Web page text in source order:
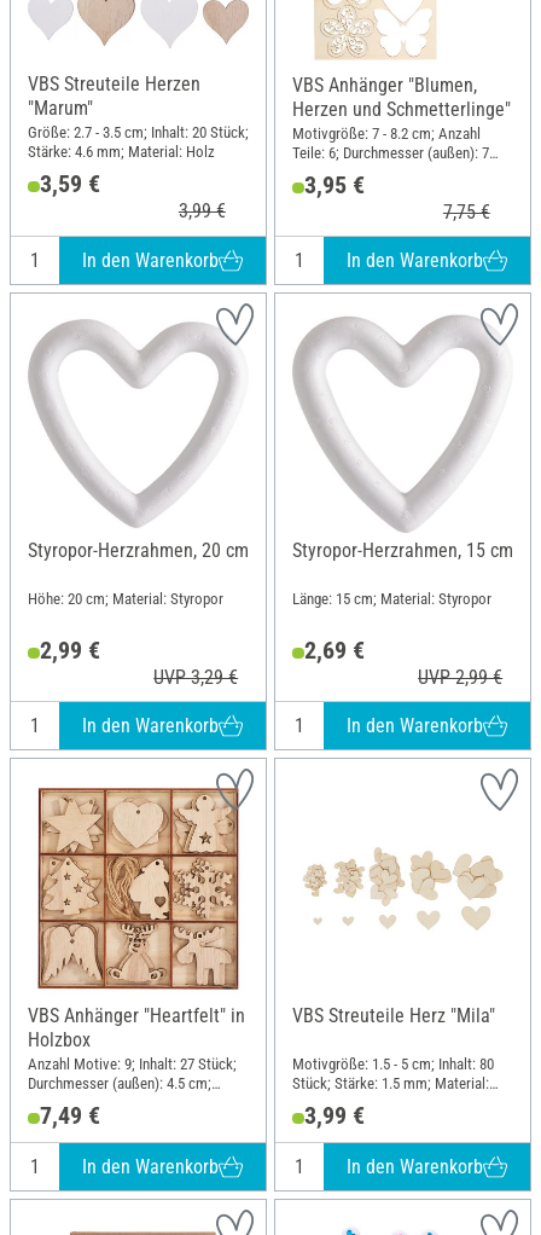
VBS Streuteile Herzen
"Marum"
Größe: 2.7 - 3.5 cm; Inhalt: 20 Stück;
Stärke: 4.6 mm; Material: Holz
3,59 €
3,99 €
In den Warenkorb
VBS Anhänger "Blumen,
Herzen und Schmetterlinge"
Motivgröße: 7 - 8.2 cm; Anzahl
Teile: 6; Durchmesser (außen): 7
cm; Stärke: 3 mm; Material:
Sperrholz
3,95 €
7,75 €
In den Warenkorb
Styropor-Herzrahmen, 20 cm
Höhe: 20 cm; Material: Styropor
2,99 €
UVP 3,29 €
In den Warenkorb
Styropor-Herzrahmen, 15 cm
Länge: 15 cm; Material: Styropor
2,69 €
UVP 2,99 €
In den Warenkorb
VBS Anhänger "Heartfelt" in
Holzbox
Anzahl Motive: 9; Inhalt: 27 Stück;
Durchmesser (außen): 4.5 cm;
7,49 €
In den Warenkorb
VBS Streuteile Herz "Mila"
Motivgröße: 1.5 - 5 cm; Inhalt: 80
Stück; Stärke: 1.5 mm; Material:
3,99 €
In den Warenkorb